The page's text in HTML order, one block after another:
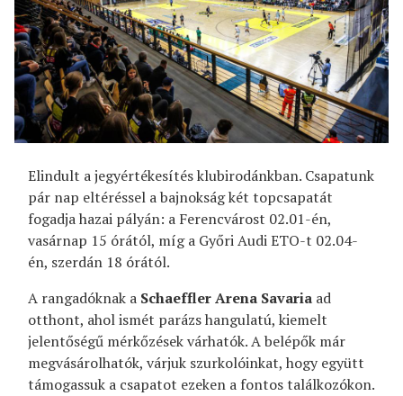
Elindult a jegyértékesítés klubirodánkban. Csapatunk
pár nap eltéréssel a bajnokság két topcsapatát
fogadja hazai pályán: a Ferencvárost 02.01-én,
vasárnap 15 órától, míg a Győri Audi ETO-t 02.04-
én, szerdán 18 órától.
A rangadóknak a Schaeffler Arena Savaria ad
otthont, ahol ismét parázs hangulatú, kiemelt
jelentőségű mérkőzések várhatók. A belépők már
megvásárolhatók, várjuk szurkolóinkat, hogy együtt
támogassuk a csapatot ezeken a fontos találkozókon.